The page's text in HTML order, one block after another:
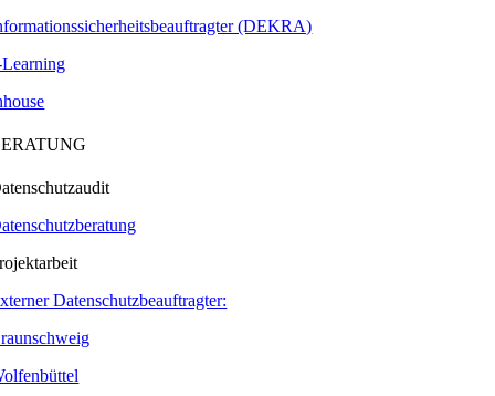
(DEKRA)
Learning
Datenschutzbeauftragter: